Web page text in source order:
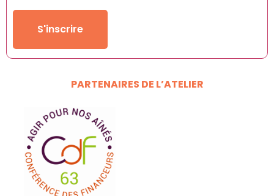
S'inscrire
PARTENAIRES DE L’ATELIER